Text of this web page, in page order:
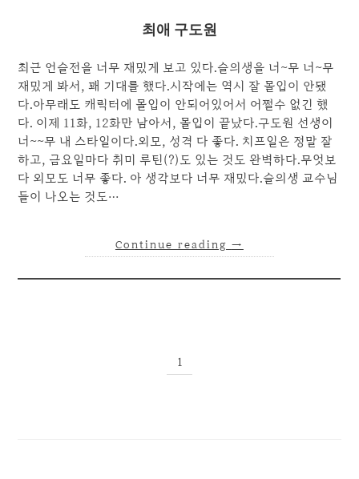
최애 구도원
최근 언슬전을 너무 재밌게 보고 있다.슬의생을 너~무 너~무
재밌게 봐서, 꽤 기대를 했다.시작에는 역시 잘 몰입이 안됐
다.아무래도 캐릭터에 몰입이 안되어있어서 어쩔수 없긴 했
다. 이제 11화, 12화만 남아서, 몰입이 끝났다.구도원 선생이
너~~무 내 스타일이다.외모, 성격 다 좋다. 치프일은 정말 잘
하고, 금요일마다 취미 루틴(?)도 있는 것도 완벽하다.무엇보
다 외모도 너무 좋다. 아 생각보다 너무 재밌다.슬의생 교수님
들이 나오는 것도…
Continue reading →
1